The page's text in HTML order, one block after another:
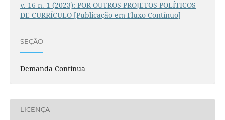
v. 16 n. 1 (2023): POR OUTROS PROJETOS POLÍTICOS
DE CURRÍCULO [Publicação em Fluxo Contínuo]
SEÇÃO
Demanda Contínua
LICENÇA